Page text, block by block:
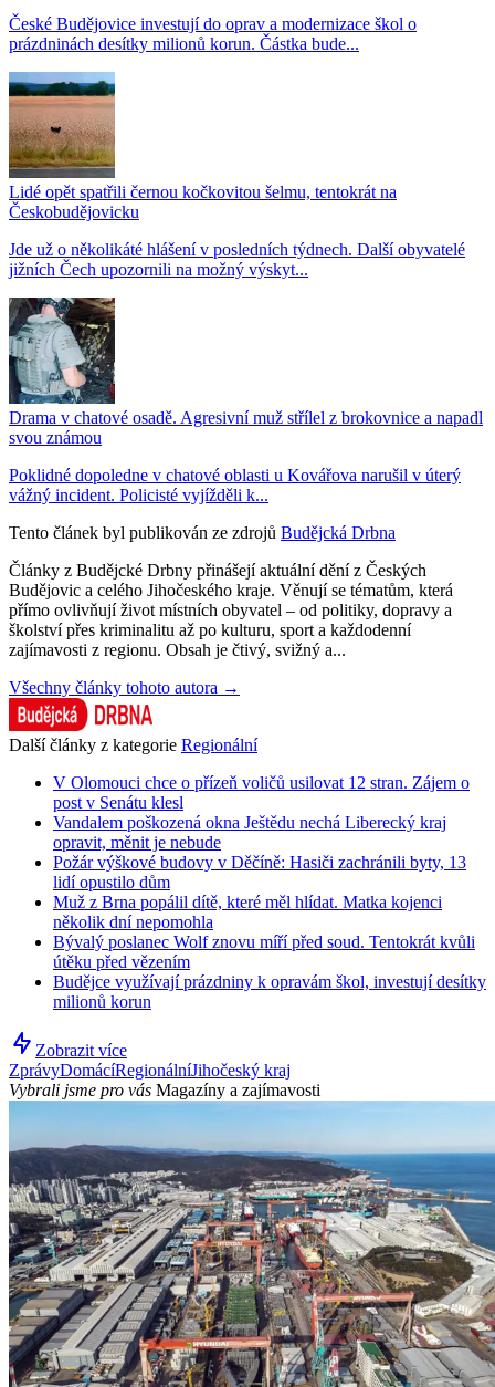
České Budějovice investují do oprav a modernizace škol o
prázdninách desítky milionů korun. Částka bude...
Lidé opět spatřili černou kočkovitou šelmu, tentokrát na
Českobudějovicku
Jde už o několikáté hlášení v posledních týdnech. Další obyvatelé
jižních Čech upozornili na možný výskyt...
Drama v chatové osadě. Agresivní muž střílel z brokovnice a napadl
svou známou
Poklidné dopoledne v chatové oblasti u Kovářova narušil v úterý
vážný incident. Policisté vyjížděli k...
Tento článek byl publikován ze zdrojů Budějcká Drbna
Články z Budějcké Drbny přinášejí aktuální dění z Českých
Budějovic a celého Jihočeského kraje. Věnují se tématům, která
přímo ovlivňují život místních obyvatel – od politiky, dopravy a
školství přes kriminalitu až po kulturu, sport a každodenní
zajímavosti z regionu. Obsah je čtivý, svižný a...
Všechny články tohoto autora →
Další články z kategorie Regionální
V Olomouci chce o přízeň voličů usilovat 12 stran. Zájem o
post v Senátu klesl
Vandalem poškozená okna Ještědu nechá Liberecký kraj
opravit, měnit je nebude
Požár výškové budovy v Děčíně: Hasiči zachránili byty, 13
lidí opustilo dům
Muž z Brna popálil dítě, které měl hlídat. Matka kojenci
několik dní nepomohla
Bývalý poslanec Wolf znovu míří před soud. Tentokrát kvůli
útěku před vězením
Budějce využívají prázdniny k opravám škol, investují desítky
milionů korun
Zobrazit více
ZprávyDomácíRegionálníJihočeský kraj
Vybrali jsme pro vás Magazíny a zajímavosti